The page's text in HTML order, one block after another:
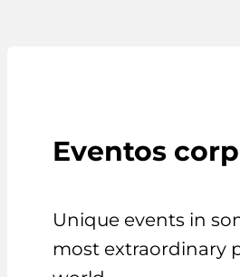
Eventos
Unique events in
most extraordinary